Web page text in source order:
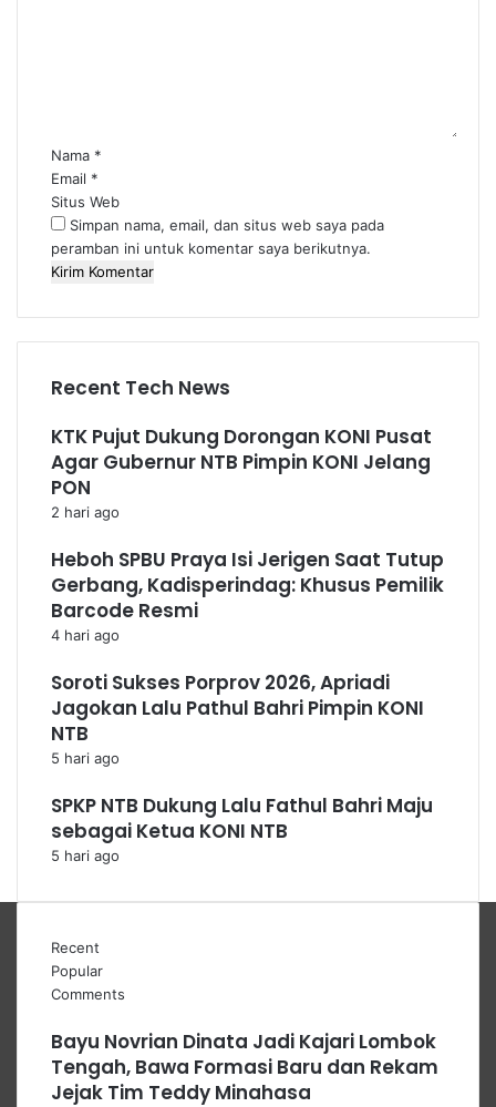
*Nama *
Email *
Situs Web
Simpan nama, email, dan situs web saya pada
peramban ini untuk komentar saya berikutnya.
Recent Tech News
KTK Pujut Dukung Dorongan KONI Pusat
Agar Gubernur NTB Pimpin KONI Jelang
PON
2 hari ago
Heboh SPBU Praya Isi Jerigen Saat Tutup
Gerbang, Kadisperindag: Khusus Pemilik
Barcode Resmi
4 hari ago
Soroti Sukses Porprov 2026, Apriadi
Jagokan Lalu Pathul Bahri Pimpin KONI
NTB
5 hari ago
SPKP NTB Dukung Lalu Fathul Bahri Maju
sebagai Ketua KONI NTB
5 hari ago
Recent
Popular
Comments
Bayu Novrian Dinata Jadi Kajari Lombok
Tengah, Bawa Formasi Baru dan Rekam
Jejak Tim Teddy Minahasa